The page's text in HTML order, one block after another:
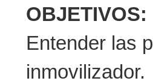
OBJETIVOS:
Entender las
inmovilizador.